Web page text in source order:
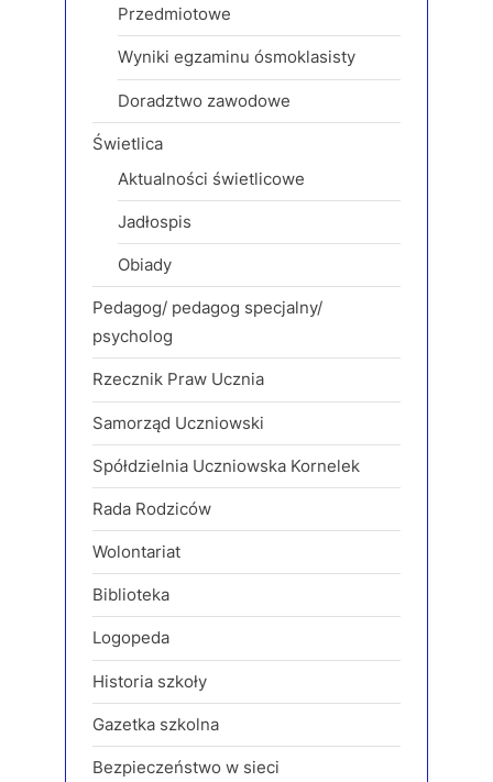
Przedmiotowe
Wyniki egzaminu ósmoklasisty
Doradztwo zawodowe
Świetlica
Aktualności świetlicowe
Jadłospis
Obiady
Pedagog/ pedagog specjalny/
psycholog
Rzecznik Praw Ucznia
Samorząd Uczniowski
Spółdzielnia Uczniowska Kornelek
Rada Rodziców
Wolontariat
Biblioteka
Logopeda
Historia szkoły
Gazetka szkolna
Bezpieczeństwo w sieci